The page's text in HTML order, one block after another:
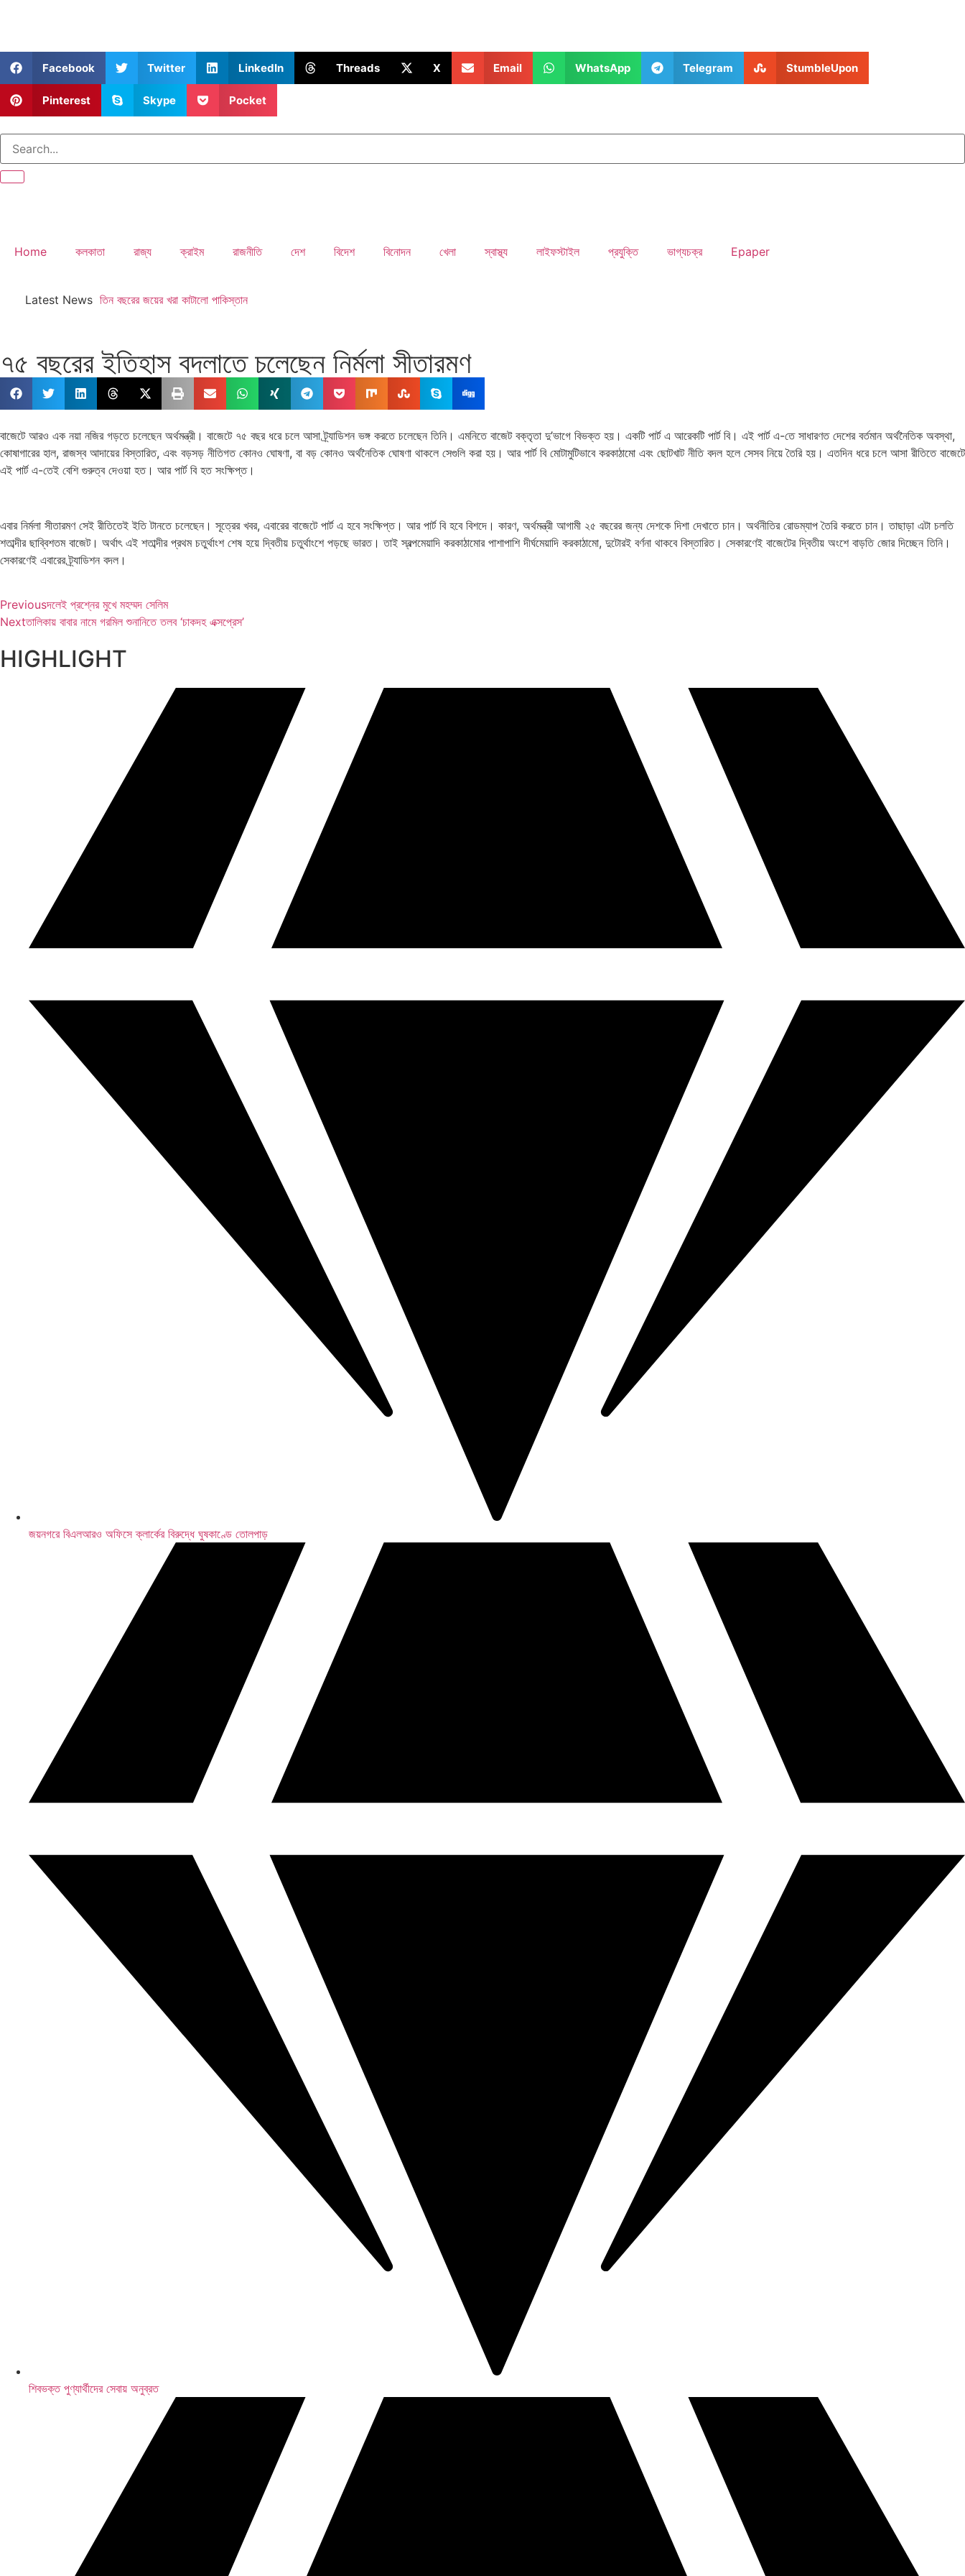
Facebook Twitter LinkedIn Threads X Email WhatsApp Telegram StumbleUpon
Pinterest Skype Pocket
Home কলকাতা রাজ্য ক্রাইম রাজনীতি দেশ বিদেশ বিনোদন খেলা স্বাস্থ্য লাইফস্টাইল প্রযুক্তি ভাগ্যচক্র Epaper
Latest News তিন বছরের জয়ের খরা কাটালো পাকিস্তান
৭৫ বছরের ইতিহাস বদলাতে চলেছেন নির্মলা সীতারমণ
বাজেটে আরও এক নয়া নজির গড়তে চলেছেন অর্থমন্ত্রী। বাজেটে ৭৫ বছর ধরে চলে আসা ট্র্যাডিশন ভঙ্গ করতে চলেছেন তিনি। এমনিতে বাজেট বক্তৃতা দু’ভাগে বিভক্ত হয়। একটি পার্ট এ আরেকটি পার্ট বি। এই পার্ট এ-তে সাধারণত দেশের বর্তমান অর্থনৈতিক অবস্থা,
কোষাগারের হাল, রাজস্ব আদায়ের বিস্তারিত, এবং বড়সড় নীতিগত কোনও ঘোষণা, বা বড় কোনও অর্থনৈতিক ঘোষণা থাকলে সেগুলি করা হয়। আর পার্ট বি মোটামুটিভাবে করকাঠামো এবং ছোটখাট নীতি বদল হলে সেসব নিয়ে তৈরি হয়। এতদিন ধরে চলে আসা রীতিতে বাজেটে
এই পার্ট এ-তেই বেশি গুরুত্ব দেওয়া হত। আর পার্ট বি হত সংক্ষিপ্ত।
এবার নির্মলা সীতারমণ সেই রীতিতেই ইতি টানতে চলেছেন। সূত্রের খবর, এবারের বাজেটে পার্ট এ হবে সংক্ষিপ্ত। আর পার্ট বি হবে বিশদে। কারণ, অর্থমন্ত্রী আগামী ২৫ বছরের জন্য দেশকে দিশা দেখাতে চান। অর্থনীতির রোডম্যাপ তৈরি করতে চান। তাছাড়া এটা চলতি
শতাব্দীর ছাব্বিশতম বাজেট। অর্থাৎ এই শতাব্দীর প্রথম চতুর্থাংশ শেষ হয়ে দ্বিতীয় চতুর্থাংশে পড়ছে ভারত। তাই স্বল্পমেয়াদি করকাঠামোর পাশাপাশি দীর্ঘমেয়াদি করকাঠামো, দুটোরই বর্ণনা থাকবে বিস্তারিত। সেকারণেই বাজেটের দ্বিতীয় অংশে বাড়তি জোর দিচ্ছেন তিনি।
সেকারণেই এবারের ট্র্যাডিশন বদল।
Previousদলেই প্রশ্নের মুখে মহম্মদ সেলিম
Nextতালিকায় বাবার নামে গরমিল শুনানিতে তলব ‘চাকদহ এক্সপ্রেস’
HIGHLIGHT
জয়নগরে বিএলআরও অফিসে ক্লার্কের বিরুদ্ধে ঘুষকাণ্ডে তোলপাড়
শিবভক্ত পুণ্যার্থীদের সেবায় অনুব্রত